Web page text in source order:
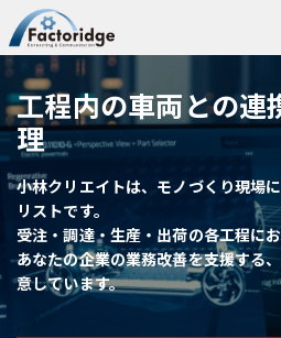
工程内の車両との連
理
小林クリエイトは、モノづくり現場
リストです。
受注・調達・生産・出荷の各工程にお
あなたの企業の業務改善を支援する
意しています。